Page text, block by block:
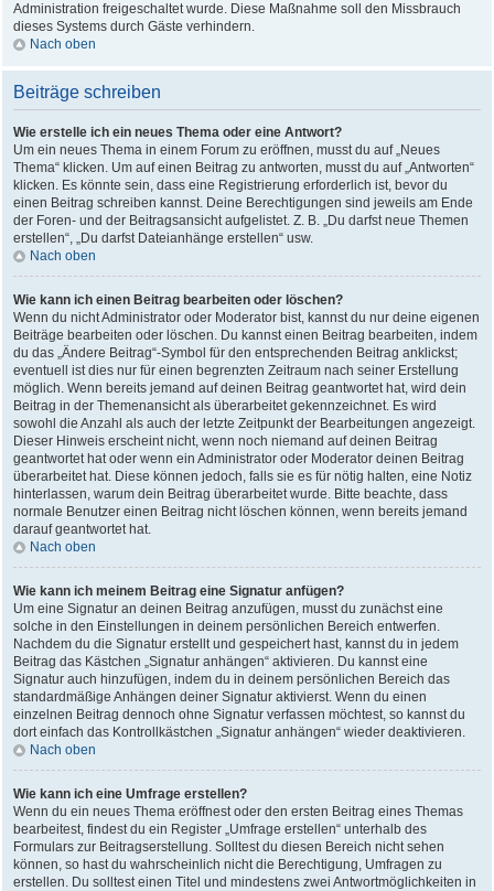
Administration freigeschaltet wurde. Diese Maßnahme soll den Missbrauch
dieses Systems durch Gäste verhindern.
Nach oben
Beiträge schreiben
Wie erstelle ich ein neues Thema oder eine Antwort?
Um ein neues Thema in einem Forum zu eröffnen, musst du auf „Neues
Thema“ klicken. Um auf einen Beitrag zu antworten, musst du auf „Antworten“
klicken. Es könnte sein, dass eine Registrierung erforderlich ist, bevor du
einen Beitrag schreiben kannst. Deine Berechtigungen sind jeweils am Ende
der Foren- und der Beitragsansicht aufgelistet. Z. B. „Du darfst neue Themen
erstellen“, „Du darfst Dateianhänge erstellen“ usw.
Nach oben
Wie kann ich einen Beitrag bearbeiten oder löschen?
Wenn du nicht Administrator oder Moderator bist, kannst du nur deine eigenen
Beiträge bearbeiten oder löschen. Du kannst einen Beitrag bearbeiten, indem
du das „Ändere Beitrag“-Symbol für den entsprechenden Beitrag anklickst;
eventuell ist dies nur für einen begrenzten Zeitraum nach seiner Erstellung
möglich. Wenn bereits jemand auf deinen Beitrag geantwortet hat, wird dein
Beitrag in der Themenansicht als überarbeitet gekennzeichnet. Es wird
sowohl die Anzahl als auch der letzte Zeitpunkt der Bearbeitungen angezeigt.
Dieser Hinweis erscheint nicht, wenn noch niemand auf deinen Beitrag
geantwortet hat oder wenn ein Administrator oder Moderator deinen Beitrag
überarbeitet hat. Diese können jedoch, falls sie es für nötig halten, eine Notiz
hinterlassen, warum dein Beitrag überarbeitet wurde. Bitte beachte, dass
normale Benutzer einen Beitrag nicht löschen können, wenn bereits jemand
darauf geantwortet hat.
Nach oben
Wie kann ich meinem Beitrag eine Signatur anfügen?
Um eine Signatur an deinen Beitrag anzufügen, musst du zunächst eine
solche in den Einstellungen in deinem persönlichen Bereich entwerfen.
Nachdem du die Signatur erstellt und gespeichert hast, kannst du in jedem
Beitrag das Kästchen „Signatur anhängen“ aktivieren. Du kannst eine
Signatur auch hinzufügen, indem du in deinem persönlichen Bereich das
standardmäßige Anhängen deiner Signatur aktivierst. Wenn du einen
einzelnen Beitrag dennoch ohne Signatur verfassen möchtest, so kannst du
dort einfach das Kontrollkästchen „Signatur anhängen“ wieder deaktivieren.
Nach oben
Wie kann ich eine Umfrage erstellen?
Wenn du ein neues Thema eröffnest oder den ersten Beitrag eines Themas
bearbeitest, findest du ein Register „Umfrage erstellen“ unterhalb des
Formulars zur Beitragserstellung. Solltest du diesen Bereich nicht sehen
können, so hast du wahrscheinlich nicht die Berechtigung, Umfragen zu
erstellen. Du solltest einen Titel und mindestens zwei Antwortmöglichkeiten in